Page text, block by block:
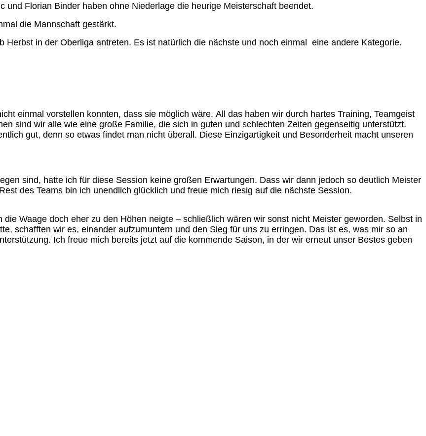
und Florian Binder haben ohne Niederlage die heurige Meisterschaft beendet.
die Mannschaft gestärkt.
Herbst in der Oberliga antreten. Es ist natürlich die nächste und noch einmal eine andere Kategorie.
einmal vorstellen konnten, dass sie möglich wäre. All das haben wir durch hartes Training, Teamgeist
sind wir alle wie eine große Familie, die sich in guten und schlechten Zeiten gegenseitig unterstützt.
gut, denn so etwas findet man nicht überall. Diese Einzigartigkeit und Besonderheit macht unseren
sind, hatte ich für diese Session keine großen Erwartungen. Dass wir dann jedoch so deutlich Meister
des Teams bin ich unendlich glücklich und freue mich riesig auf die nächste Session.
Waage doch eher zu den Höhen neigte – schließlich wären wir sonst nicht Meister geworden. Selbst in
schafften wir es, einander aufzumuntern und den Sieg für uns zu erringen. Das ist es, was mir so an
Ich freue mich bereits jetzt auf die kommende Saison, in der wir erneut unser Bestes geben